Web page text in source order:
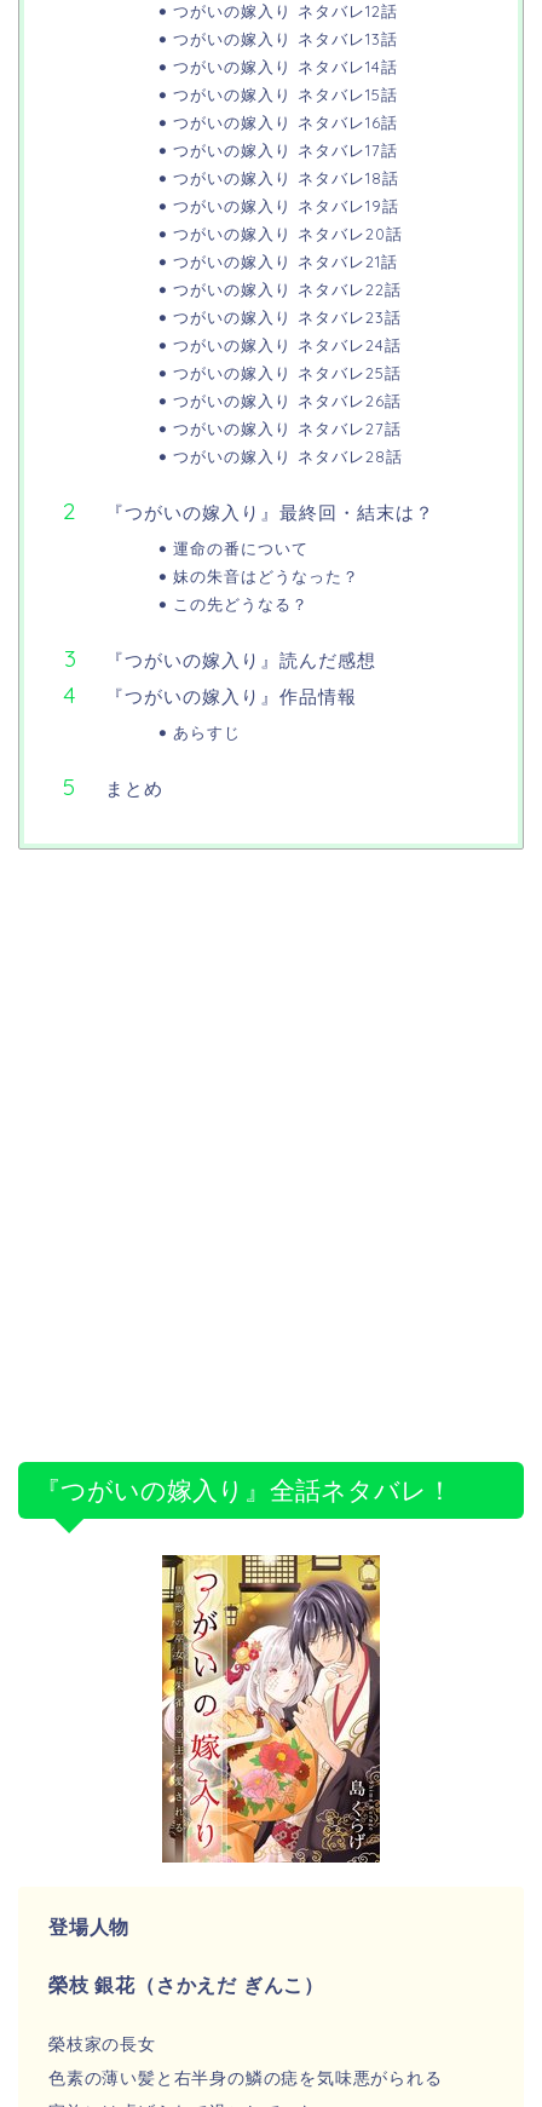
つがいの嫁入り ネタバレ12話
つがいの嫁入り ネタバレ13話
つがいの嫁入り ネタバレ14話
つがいの嫁入り ネタバレ15話
つがいの嫁入り ネタバレ16話
つがいの嫁入り ネタバレ17話
つがいの嫁入り ネタバレ18話
つがいの嫁入り ネタバレ19話
つがいの嫁入り ネタバレ20話
つがいの嫁入り ネタバレ21話
つがいの嫁入り ネタバレ22話
つがいの嫁入り ネタバレ23話
つがいの嫁入り ネタバレ24話
つがいの嫁入り ネタバレ25話
つがいの嫁入り ネタバレ26話
つがいの嫁入り ネタバレ27話
つがいの嫁入り ネタバレ28話
『つがいの嫁入り』最終回・結末は？
運命の番について
妹の朱音はどうなった？
この先どうなる？
『つがいの嫁入り』読んだ感想
『つがいの嫁入り』作品情報
あらすじ
まとめ
『つがいの嫁入り』全話ネタバレ！
登場人物
榮枝 銀花（さかえだ ぎんこ）
榮枝家の長女
色素の薄い髪と右半身の鱗の痣を気味悪がられる